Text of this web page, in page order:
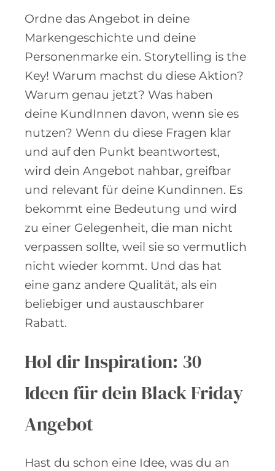
Ordne das Angebot in deine
Markengeschichte und deine
Personenmarke ein. Storytelling is the
Key! Warum machst du diese Aktion?
Warum genau jetzt? Was haben
deine KundInnen davon, wenn sie es
nutzen? Wenn du diese Fragen klar
und auf den Punkt beantwortest,
wird dein Angebot nahbar, greifbar
und relevant für deine Kundinnen. Es
bekommt eine Bedeutung und wird
zu einer Gelegenheit, die man nicht
verpassen sollte, weil sie so vermutlich
nicht wieder kommt. Und das hat
eine ganz andere Qualität, als ein
beliebiger und austauschbarer
Rabatt.
Hol dir Inspiration: 30
Ideen für dein Black Friday
Angebot
Hast du schon eine Idee, was du an